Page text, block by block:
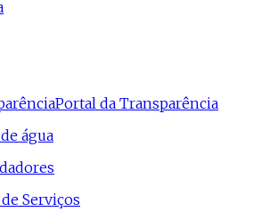
Portal da Transparência
água
Serviços